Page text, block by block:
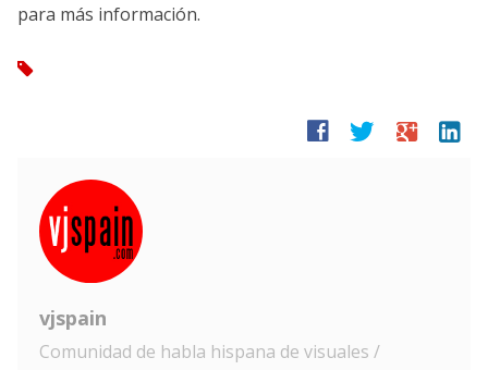
para más información.
tag
facebook twitter google linkedin
vjspain
Comunidad de habla hispana de visuales /